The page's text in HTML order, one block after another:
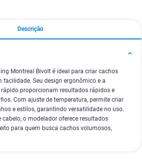
Descrição
Montreal Bivolt é ideal para criar cachos
Seu design ergonômico e a
proporcionam resultados rápidos e
Com ajuste de temperatura, permite criar
e estilos, garantindo versatilidade no uso.
cabelo, o modelador oferece resultados
para quem busca cachos volumosos,